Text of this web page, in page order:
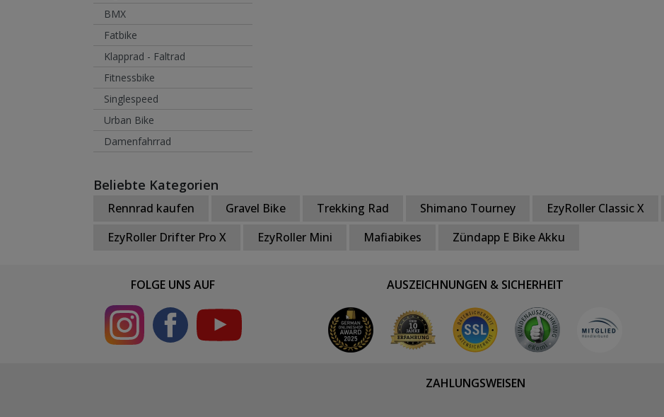
BMX
Fatbike
Klapprad - Faltrad
Fitnessbike
Singlespeed
Urban Bike
Damenfahrrad
Beliebte Kategorien
Rennrad kaufen Gravel Bike Trekking Rad Shimano Tourney EzyRoller Classic X
EzyRoller Drifter Pro X
EzyRoller Mini Mafiabikes Zündapp E Bike Akku
FOLGE UNS AUF AUSZEICHNUNGEN & SICHERHEIT
ZAHLUNGSWEISEN